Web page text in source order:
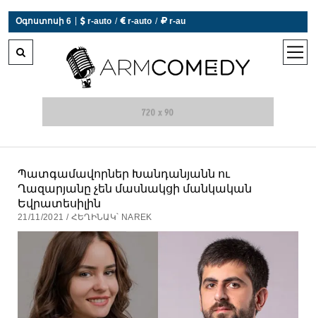
Օգոստոսի 6  r-auto /  r-auto /  r-au
open
Պատգամավորներ Խանդանյանն ու
Ղազարյանը չեն մասնակցի մանկական
Եվրատեսիլին
21/11/2021 / ՀԵՂԻՆԱԿ՝ NAREK